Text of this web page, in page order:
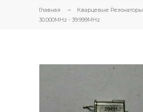
Главная
Кварцевые Резонаторы
30.000MHz - 39.999MHz